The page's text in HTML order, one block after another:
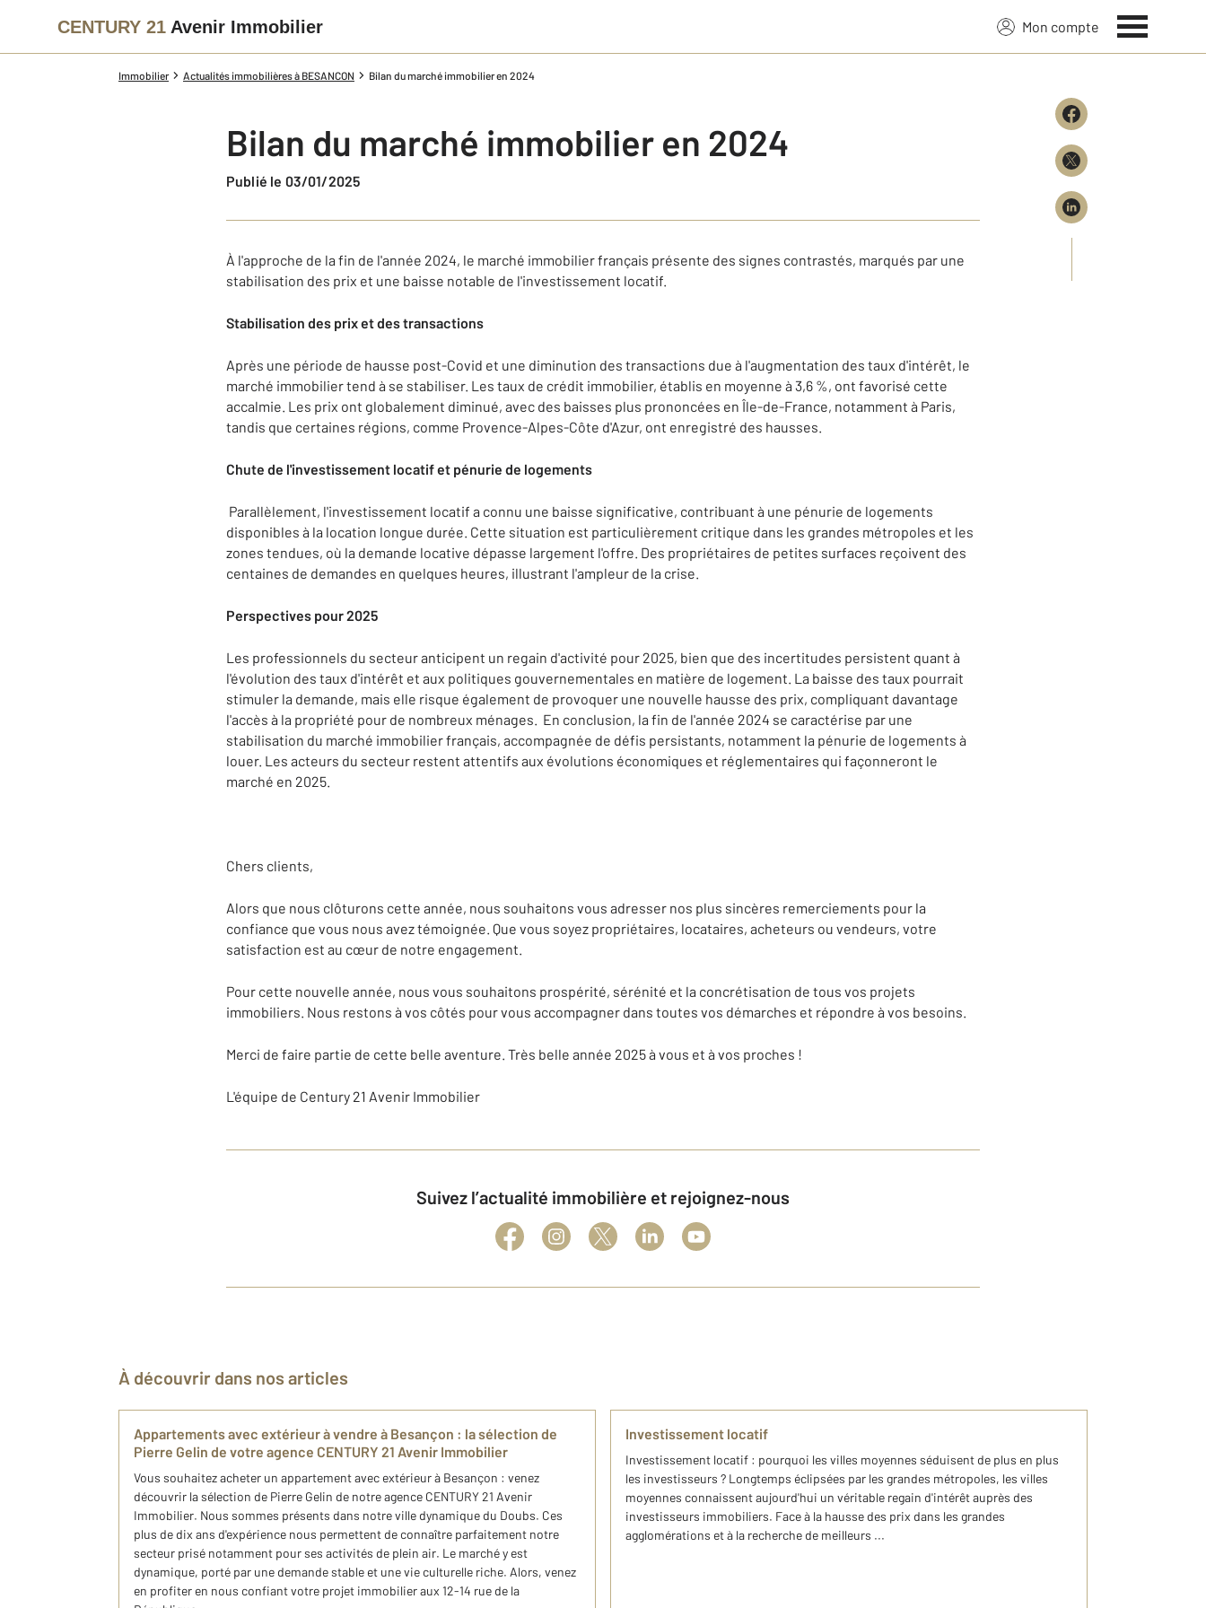
CENTURY 21 Avenir Immobilier Mon compte
Immobilier Actualités immobilières à BESANCON Bilan du marché immobilier en 2024
Bilan du marché immobilier en 2024
Publié le 03/01/2025
À l'approche de la fin de l'année 2024, le marché immobilier français présente des signes contrastés, marqués par une
stabilisation des prix et une baisse notable de l'investissement locatif.
Stabilisation des prix et des transactions
Après une période de hausse post-Covid et une diminution des transactions due à l'augmentation des taux d'intérêt, le
marché immobilier tend à se stabiliser. Les taux de crédit immobilier, établis en moyenne à 3,6 %, ont favorisé cette
accalmie. Les prix ont globalement diminué, avec des baisses plus prononcées en Île-de-France, notamment à Paris,
tandis que certaines régions, comme Provence-Alpes-Côte d'Azur, ont enregistré des hausses.
Chute de l'investissement locatif et pénurie de logements
Parallèlement, l'investissement locatif a connu une baisse significative, contribuant à une pénurie de logements
disponibles à la location longue durée. Cette situation est particulièrement critique dans les grandes métropoles et les
zones tendues, où la demande locative dépasse largement l'offre. Des propriétaires de petites surfaces reçoivent des
centaines de demandes en quelques heures, illustrant l'ampleur de la crise.
Perspectives pour 2025
Les professionnels du secteur anticipent un regain d'activité pour 2025, bien que des incertitudes persistent quant à
l'évolution des taux d'intérêt et aux politiques gouvernementales en matière de logement. La baisse des taux pourrait
stimuler la demande, mais elle risque également de provoquer une nouvelle hausse des prix, compliquant davantage
l'accès à la propriété pour de nombreux ménages. En conclusion, la fin de l'année 2024 se caractérise par une
stabilisation du marché immobilier français, accompagnée de défis persistants, notamment la pénurie de logements à
louer. Les acteurs du secteur restent attentifs aux évolutions économiques et réglementaires qui façonneront le
marché en 2025.
Chers clients,
Alors que nous clôturons cette année, nous souhaitons vous adresser nos plus sincères remerciements pour la
confiance que vous nous avez témoignée. Que vous soyez propriétaires, locataires, acheteurs ou vendeurs, votre
satisfaction est au cœur de notre engagement.
Pour cette nouvelle année, nous vous souhaitons prospérité, sérénité et la concrétisation de tous vos projets
immobiliers. Nous restons à vos côtés pour vous accompagner dans toutes vos démarches et répondre à vos besoins.
Merci de faire partie de cette belle aventure. Très belle année 2025 à vous et à vos proches !
L'équipe de Century 21 Avenir Immobilier
Suivez l’actualité immobilière et rejoignez-nous
À découvrir dans nos articles
​Appartements avec extérieur​ à vendre à Besançon : ​la sélection de
Pierre Gelin de votre agence CENTURY 21 Avenir Immobilier
​Vous souhaitez acheter un appartement avec extérieur​ à Besançon : venez
découvrir ​la sélection de Pierre Gelin de notre agence CENTURY 21 Avenir
Immobilier. Nous sommes présents dans notre ville dynamique du Doubs. Ces
plus de dix ans d'expérience nous permettent de connaître parfaitement notre
secteur prisé notamment pour ses activités de plein air. Le marché y est
dynamique, porté par une demande stable et une vie culturelle riche. Alors, venez
en profiter en nous confiant votre projet immobilier aux 12-14 rue de la
Investissement locatif
Investissement locatif : pourquoi les villes moyennes séduisent de plus en plus
les investisseurs ? Longtemps éclipsées par les grandes métropoles, les villes
moyennes connaissent aujourd'hui un véritable regain d'intérêt auprès des
investisseurs immobiliers. Face à la hausse des prix dans les grandes
agglomérations et à la recherche de meilleurs ...